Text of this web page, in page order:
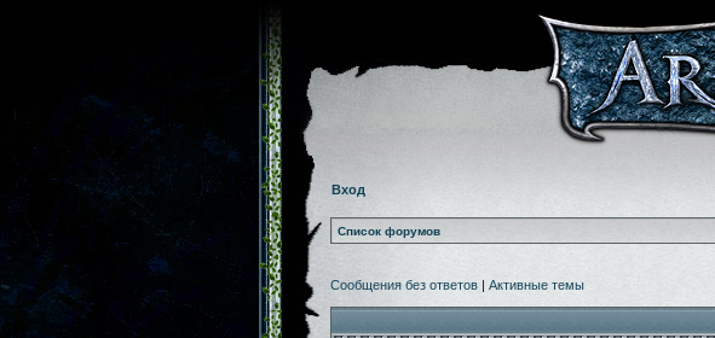
Вход
Список форумов
Сообщения без ответов | Активные темы